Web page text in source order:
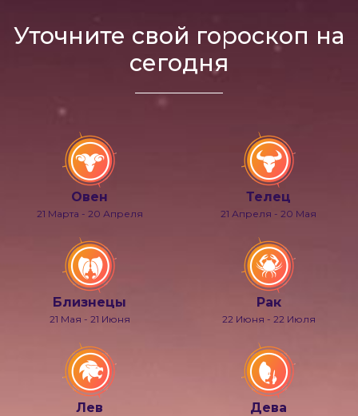
Уточните свой гороскоп на
сегодня
Овен
21 Марта - 20 Апреля
Телец
21 Апреля - 20 Мая
Близнецы
21 Мая - 21 Июня
Рак
22 Июня - 22 Июля
Лев Дева